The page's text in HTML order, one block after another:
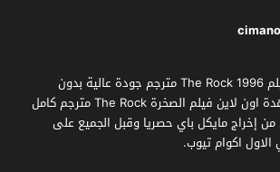
مشاهدة وتحميل فيلم The Rock 1996 مترجم جودة عالية بدون
اعلانات مزعجة مشاهدة اون لاين فيلم الصخرة The Rock مترجم كامل
إخراج مايكل باي حصريا وقبل الجميع على
الاول اكوام تيوب.